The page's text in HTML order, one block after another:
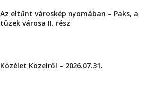
Az eltűnt városkép nyomában – Paks, a
tüzek városa II. rész
Közélet Közelről – 2026.07.31.